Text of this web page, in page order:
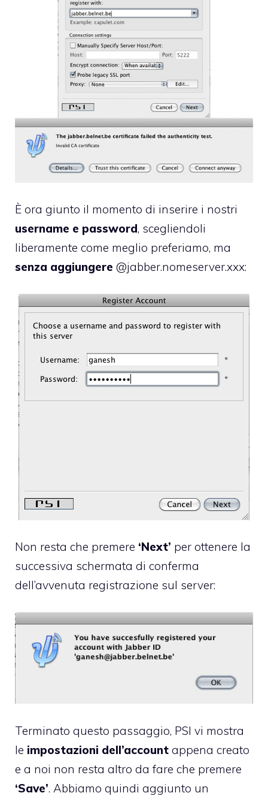
È ora giunto il momento di inserire i nostri
username e password, scegliendoli
liberamente come meglio preferiamo, ma
senza aggiungere @jabber.nomeserver.xxx:
Non resta che premere ‘Next’ per ottenere la
successiva schermata di conferma
dell’avvenuta registrazione sul server:
Terminato questo passaggio, PSI vi mostra
le impostazioni dell’account appena creato
e a noi non resta altro da fare che premere
‘Save’. Abbiamo quindi aggiunto un